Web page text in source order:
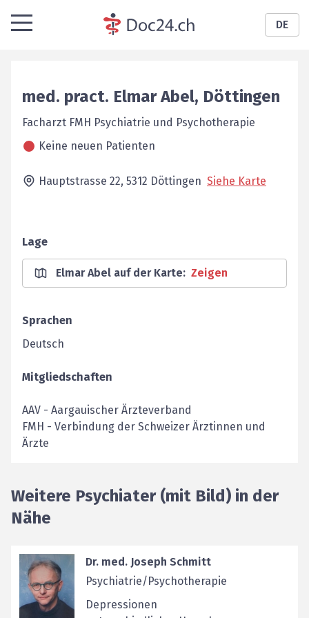
DE
med. pract. Elmar Abel, Döttingen
Facharzt FMH Psychiatrie und Psychotherapie
Keine neuen Patienten
Hauptstrasse 22, 5312 Döttingen Siehe Karte
Lage
Elmar Abel auf der Karte: Zeigen
Sprachen
Deutsch
Mitgliedschaften
AAV - Aargauischer Ärzteverband
FMH - Verbindung der Schweizer Ärztinnen und
Ärzte
Weitere Psychiater (mit Bild) in der
Nähe
Dr. med. Joseph Schmitt
Psychiatrie/Psychotherapie
Depressionen